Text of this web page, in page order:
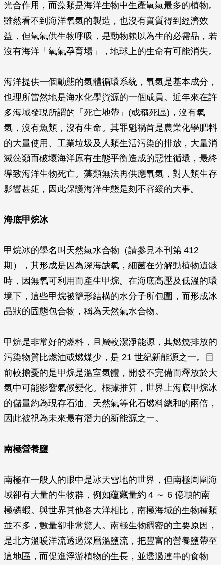
光合作用，而藻類是海洋生物中生產氧氣最多的植物。
雖然看不到海洋氧氣的製造，也沒有實質得到經濟效
益，但氧氣供生物呼吸，是動物賴以為生的必需品，若
沒有海洋「氧氣孕育場」，地球上的生命有可能消失。
海洋提供一個動態的氣體循環系統，氧氣是基本成分，
也理所當然地是海水化學資源的一個成員。近年來在許
多海域發現所謂的「死亡地帶」(或稱死區)，沒有氧
氣，沒有魚類，沒有生命。其罪魁禍首是農業化學肥料
的大量使用、工業垃圾及人類生活污染的排放，大量消
滅藻類而破壞海洋原有生態平衡造成的惡性循環，最終
導致海洋生物死亡。藻類無法再供應氧氣，對人類生存
影響甚鉅，因此保護海洋生態是刻不容緩的大事。
海底甲烷冰
甲烷冰的學名叫天然氣水合物（請參見本刊第 412
期），其形成是因為深海缺氧，細菌在分解動植物遺骸
時，因無氧可利用而產生甲烷。在海底高壓及低溫的環
境下，這些甲烷被籠形結構的水分子所包圍，而形成冰
晶狀的固態包合物，稱為天然氣水合物。
甲烷是非常好的燃料，且屬較潔淨能源，其燃燒排放的
污染物質比燃油或燃煤少，是 21 世紀新能源之一。目
前較擔憂的是甲烷是溫室氣體，開發不完備而釋放於大
氣中可能影響氣候變化。根據推算，世界上海底甲烷冰
的儲量約為現存石油、天然氣等化石燃料總和的兩倍，
因此被視為未來最有潛力的新能源之一。
南極營養鹽
南極在一般人的眼中是冰天雪地的世界，但南極周圍海
域卻有大量的生物群，例如蘊藏量約 4 ～ 6 億噸的南
極磷蝦。與世界其他各大洋相比，南極海域的生物種類
並不多，數量卻非常驚人。南極生物稠密的主要原因，
是北方溫暖洋流透過深層溫鹽流，把豐富的營養鹽帶至
這地區，而促進浮游植物的生長，並透過連串的食物